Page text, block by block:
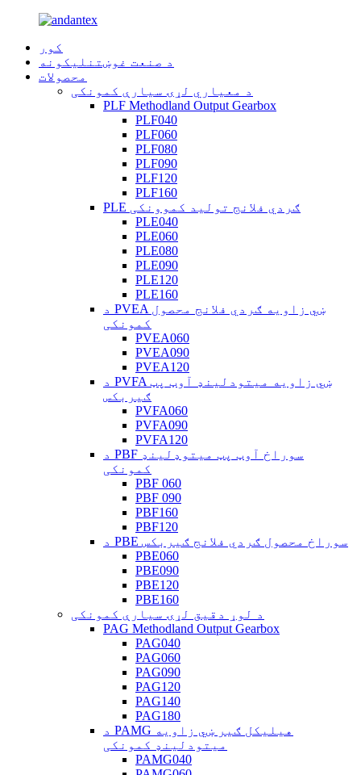
کور
د صنعت غوښتنلیکونه
محصولات
د معیاري لړۍ سیارې کمونکی
PLF Methodland Output Gearbox
PLF040
PLF060
PLF080
PLF090
PLF120
PLF160
PLE ګردي فلانج تولید کموونکی
PLE040
PLE060
PLE080
PLE090
PLE120
PLE160
د PVEA ښي زاویه ګردي فلانج محصول
کمونکی
PVEA060
PVEA090
PVEA120
د PVFA ښي زاویه میتودلینډ آوټ پټ
ګیربکس
PVFA060
PVFA090
PVFA120
د PBF سوراخ آوټ پټ میتوډلینډ
کمونکی
PBF 060
PBF 090
PBF160
PBF120
د PBE سوراخ محصول ګردي فلانج ګیربکس
PBE060
PBE090
PBE120
PBE160
د لوړ دقیق لړۍ سیارې کمونکی
PAG Methodland Output Gearbox
PAG040
PAG060
PAG090
PAG120
PAG140
PAG180
د PAMG هیلیکل ګیر ښي زاویه
میتودلینډ کمونکی
PAMG040